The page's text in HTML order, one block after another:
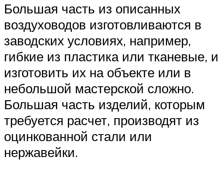
Большая часть из описанных
воздуховодов изготовливаются в
заводских условиях, например,
гибкие из пластика или тканевые, и
изготовить их на объекте или в
небольшой мастерской сложно.
Большая часть изделий, которым
требуется расчет, производят из
оцинкованной стали или
нержавейки.